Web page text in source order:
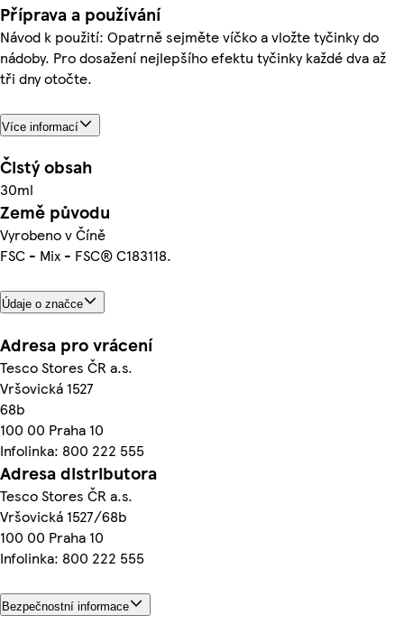
Příprava a používání
Návod k použití: Opatrně sejměte víčko a vložte tyčinky do
nádoby. Pro dosažení nejlepšího efektu tyčinky každé dva až
tři dny otočte.
Více informací
Čistý obsah
30ml
Země původu
Vyrobeno v Číně
FSC - Mix - FSC® C183118.
Údaje o značce
Adresa pro vrácení
Tesco Stores ČR a.s.
Vršovická 1527
68b
100 00 Praha 10
Infolinka: 800 222 555
Adresa distributora
Tesco Stores ČR a.s.
Vršovická 1527/68b
100 00 Praha 10
Infolinka: 800 222 555
Bezpečnostní informace